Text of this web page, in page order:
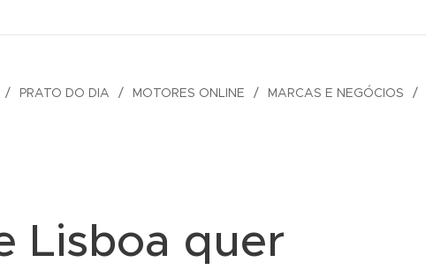
PRATO DO DIA MOTORES ONLINE MARCAS E NEGÓCIOS
Lisboa quer